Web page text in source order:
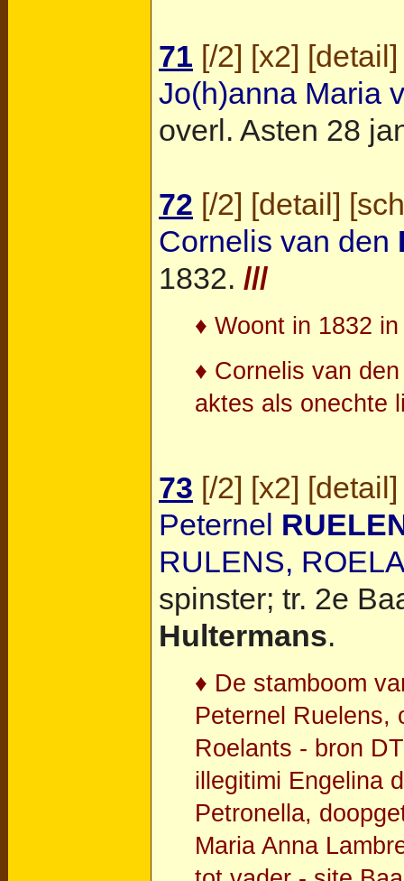
71 [/2] [x2] [detail]
Jo(h)anna Maria
overl. Asten 28
72 [/2] [detail] [
Cornelis van den
1832. ///
♦ Woont in 1832
♦ Cornelis van
aktes als onechte
73 [/2] [x2] [detail]
Peternel
RULENS,
spinster; tr. 2e
Hultermans.
♦ De stamboom
Peternel Ruelens,
Roelants - bron
illegitimi Engelina
Petronella,
Maria Anna